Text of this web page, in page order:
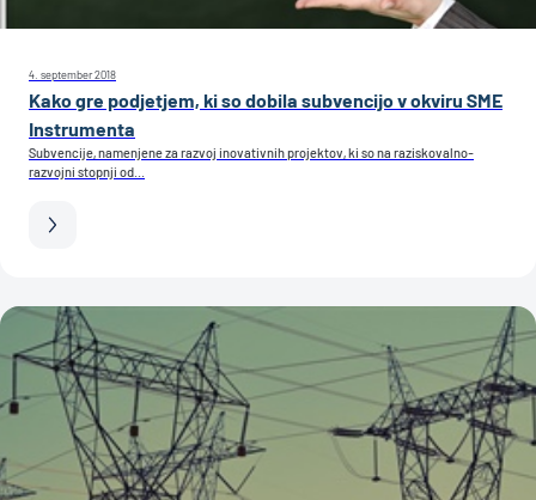
4. september 2018
Kako gre podjetjem, ki so dobila subvencijo v okviru SME
Instrumenta
Subvencije, namenjene za razvoj inovativnih projektov, ki so na raziskovalno-
razvojni stopnji od...